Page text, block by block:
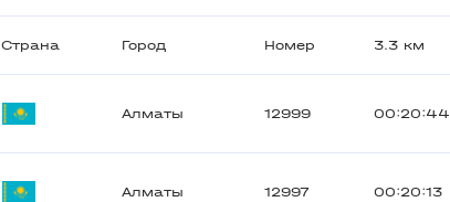
Страна Город Номер 3.3 км
Алматы 12999 00:20:44
Алматы 12997 00:20:13